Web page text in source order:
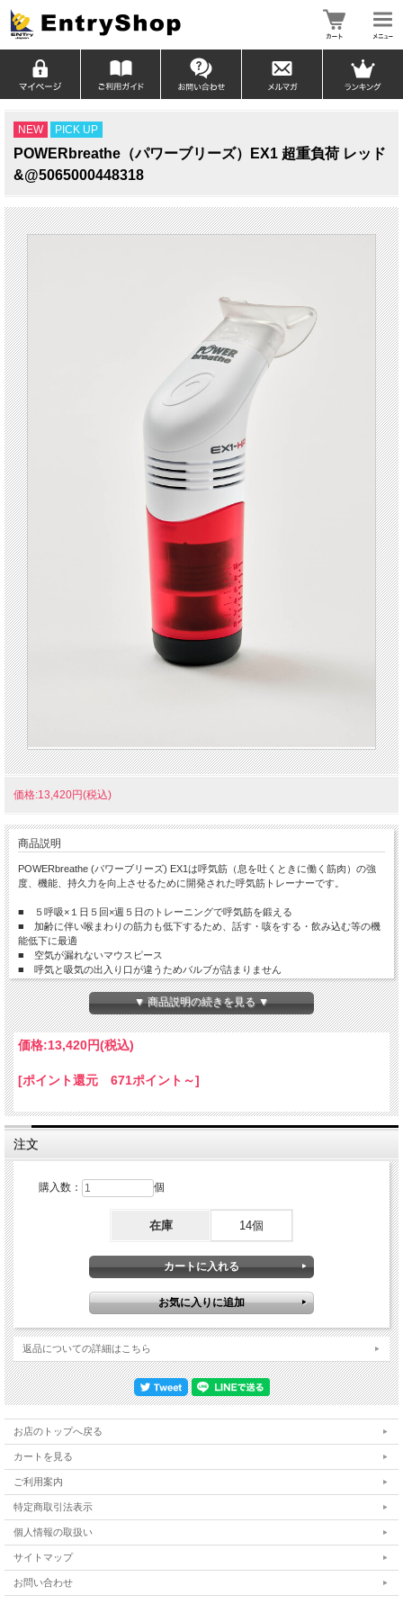
NEW PICK UP
POWERbreathe（パワーブリーズ）EX1 超重負荷 レッド
&@5065000448318
価格:13,420円(税込)
商品説明
POWERbreathe (パワーブリーズ) EX1は呼気筋（息を吐くときに働く筋肉）の強
度、機能、持久力を向上させるために開発された呼気筋トレーナーです。
■ ５呼吸×１日５回×週５日のトレーニングで呼気筋を鍛える
■ 加齢に伴い喉まわりの筋力も低下するため、話す・咳をする・飲み込む等の機
能低下に最適
■ 空気が漏れないマウスピース
■ 呼気と吸気の出入り口が違うためバルブが詰まりません
■ シンプルな構造で洗浄も簡単
■ 薬剤不使用
▼ 商品説明の続きを見る ▼
価格:13,420円(税込)
[ポイント還元 671ポイント～]
注文
購入数： 個
在庫 14個
返品についての詳細はこちら
お店のトップへ戻る
カートを見る
ご利用案内
特定商取引法表示
個人情報の取扱い
サイトマップ
お問い合わせ